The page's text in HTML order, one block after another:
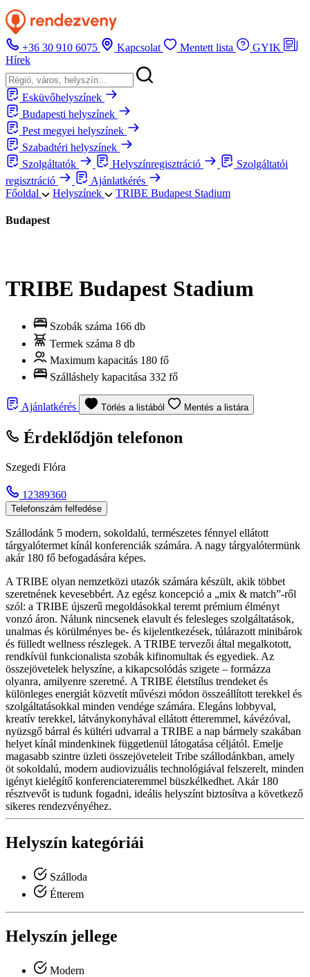
+36 30 910 6075 Kapcsolat Mentett lista
GYIK
Hírek
Esküvőhelyszínek
Budapesti helyszínek
Pest megyei helyszínek
Szabadtéri helyszínek
Szolgáltatók
Helyszínregisztráció
Szolgáltatói
regisztráció
Ajánlatkérés
Főoldal
Helyszínek TRIBE Budapest Stadium
Budapest
TRIBE Budapest Stadium
Szobák száma 166 db
Termek száma 8 db
Maximum kapacitás 180 fő
Szálláshely kapacitása 332 fő
Ajánlatkérés Törlés a listából Mentés a listára
Érdeklődjön telefonon
Szegedi Flóra
12389360
Telefonszám felfedése
Szállodánk 5 modern, sokoldalú, természetes fénnyel ellátott
tárgyalótermet kínál konferenciák számára. A nagy tárgyalótermünk
akár 180 fő befogadására képes.
A TRIBE olyan nemzetközi utazók számára készült, akik többet
szeretnének kevesebbért. Az egész koncepció a „mix & match”-ről
szól: a TRIBE újszerű megoldásokkal teremt prémium élményt
vonzó áron. Nálunk nincsenek elavult és felesleges szolgáltatások,
unalmas és körülményes be- és kijelentkezések, túlárazott minibárok
és fülledt wellness részlegek. A TRIBE tervezői által megalkotott,
rendkívül funkcionalista szobák kifinomultak és egyediek. Az
összejövetelek helyszíne, a kikapcsolódás szigete – formázza
olyanra, amilyenre szeretné. A TRIBE életstílus trendeket és
különleges energiát közvetít művészi módon összeállított terekkel és
szolgáltatásokkal minden vendége számára. Elegáns lobbyval,
kreatív terekkel, látványkonyhával ellátott étteremmel, kávézóval,
nyüzsgő bárral és kültéri udvarral a TRIBE a nap bármely szakában
helyet kínál mindenkinek függetlenül látogatása céljától. Emelje
magasabb szintre üzleti összejöveteleit Tribe szállodánkban, amely
öt sokoldalú, modern audiovizuális technológiával felszerelt, minden
igényt kielégítő konferenciateremmel büszkélkedhet. Akár 180
résztvevőt is tudunk fogadni, ideális helyszínt biztosítva a következő
sikeres rendezvényéhez.
Helyszín kategóriái
Szálloda
Étterem
Helyszín jellege
Modern